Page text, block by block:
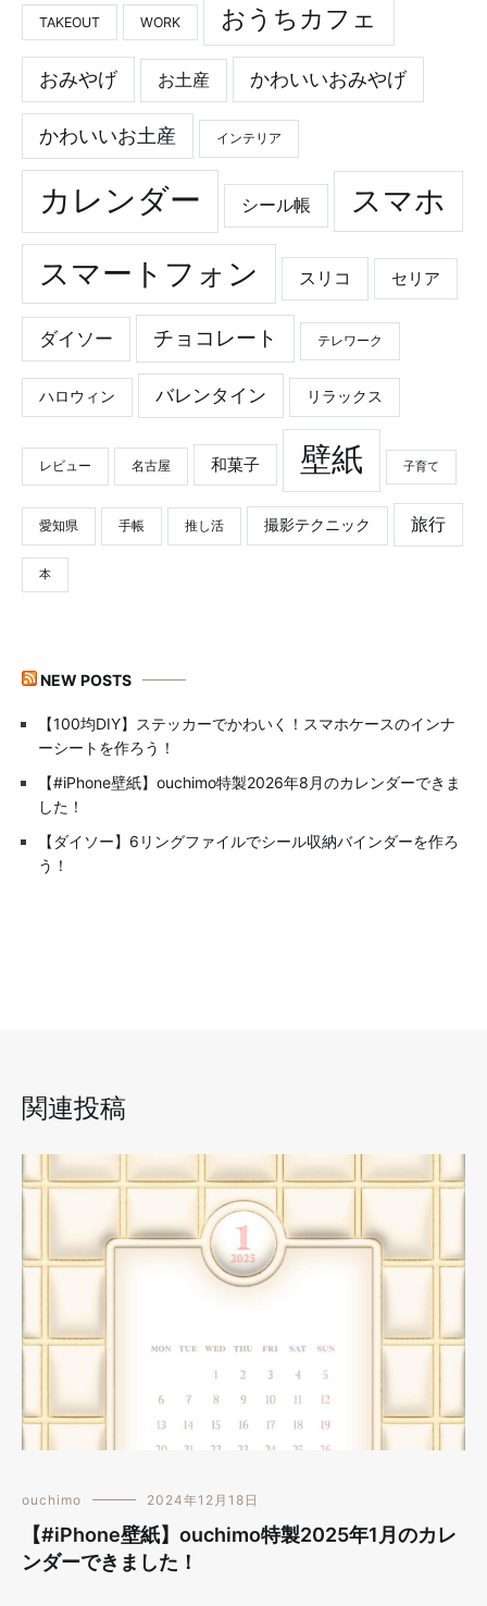
TAKEOUT WORK おうちカフェ
おみやげ お土産 かわいいおみやげ
かわいいお土産 インテリア
カレンダー シール帳
スマホ
スマートフォン
スリコ セリア
ダイソー チョコレート テレワーク
ハロウィン バレンタイン リラックス
レビュー 名古屋 和菓子 壁紙 子育て
愛知県 手帳 推し活 撮影テクニック 旅行
本
NEW POSTS
【100均DIY】ステッカーでかわいく！スマホケースのインナ
ーシートを作ろう！
【#iPhone壁紙】ouchimo特製2026年8月のカレンダーできま
した！
【ダイソー】6リングファイルでシール収納バインダーを作ろ
う！
関連投稿
ouchimo 2024年12月18日
【#iPhone壁紙】ouchimo特製2025年1月のカレ
ンダーできました！